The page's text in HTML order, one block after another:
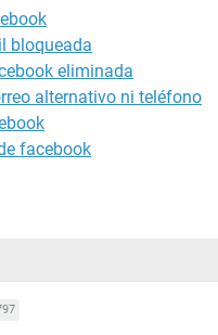
bloqueada
eliminada
alternativo ni teléfono
facebook